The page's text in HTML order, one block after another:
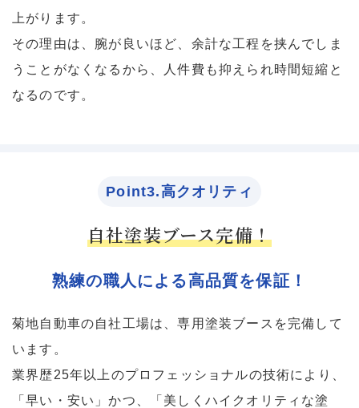
上がります。
その理由は、腕が良いほど、余計な工程を挟んでしま
うことがなくなるから、人件費も抑えられ時間短縮と
なるのです。
Point3.高クオリティ
自社塗装ブース完備！
熟練の職人による高品質を保証！
菊地自動車の自社工場は、専用塗装ブースを完備して
います。
業界歴25年以上のプロフェッショナルの技術により、
「早い・安い」かつ、「美しくハイクオリティな塗